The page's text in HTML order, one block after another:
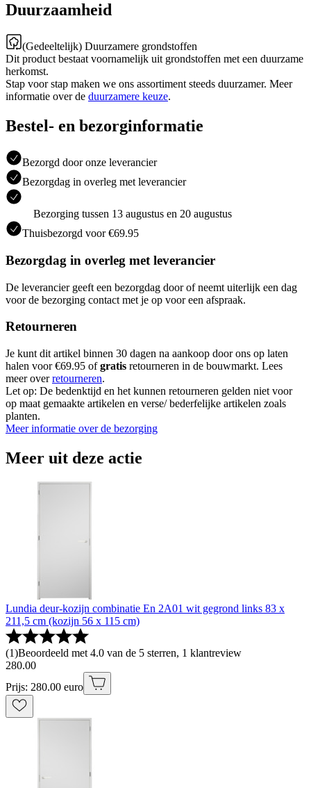
Duurzaamheid
(Gedeeltelijk) Duurzamere grondstoffen
Dit product bestaat voornamelijk uit grondstoffen met een duurzame
herkomst.
Stap voor stap maken we ons assortiment steeds duurzamer. Meer
informatie over de duurzamere keuze.
Bestel- en bezorginformatie
Bezorgd door onze leverancier
Bezorgdag in overleg met leverancier
Bezorging tussen 13 augustus en 20 augustus
Thuisbezorgd voor €69.95
Bezorgdag in overleg met leverancier
De leverancier geeft een bezorgdag door of neemt uiterlijk een dag
voor de bezorging contact met je op voor een afspraak.
Retourneren
Je kunt dit artikel binnen 30 dagen na aankoop door ons op laten
halen voor €69.95 ofgratis retourneren in de bouwmarkt. Lees
meer overretourneren.
Let op: De bedenktijd en het kunnen retourneren gelden niet voor
op maat gemaakte artikelen en verse/ bederfelijke artikelen zoals
planten.
Meer informatie over de bezorging
Meer uit deze actie
Lundia deur-kozijn combinatie En 2A01 wit gegrond links 83 x
211,5 cm (kozijn 56 x 115 cm)
(1)Beoordeeld met 4.0 van de 5 sterren, 1 klantreview
280.00
Prijs: 280.00 euro